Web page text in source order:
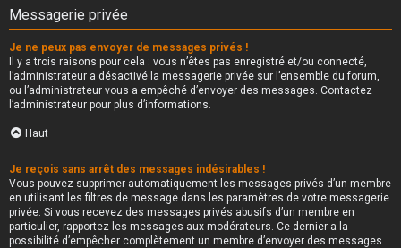
Messagerie privée
Je ne peux pas envoyer de messages privés !
Il y a trois raisons pour cela : vous n’êtes pas enregistré et/ou connecté,
l’administrateur a désactivé la messagerie privée sur l’ensemble du forum,
ou l’administrateur vous a empêché d’envoyer des messages. Contactez
l’administrateur pour plus d’informations.
Haut
Je reçois sans arrêt des messages indésirables !
Vous pouvez supprimer automatiquement les messages privés d’un membre
en utilisant les filtres de message dans les paramètres de votre messagerie
privée. Si vous recevez des messages privés abusifs d’un membre en
particulier, rapportez les messages aux modérateurs. Ce dernier a la
possibilité d’empêcher complètement un membre d’envoyer des messages